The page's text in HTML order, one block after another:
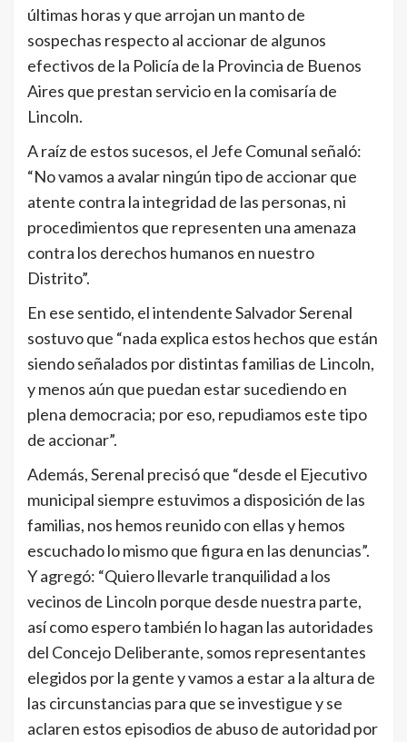
últimas horas y que arrojan un manto de
sospechas respecto al accionar de algunos
efectivos de la Policía de la Provincia de Buenos
Aires que prestan servicio en la comisaría de
Lincoln.
A raíz de estos sucesos, el Jefe Comunal señaló:
“No vamos a avalar ningún tipo de accionar que
atente contra la integridad de las personas, ni
procedimientos que representen una amenaza
contra los derechos humanos en nuestro
Distrito”.
En ese sentido, el intendente Salvador Serenal
sostuvo que “nada explica estos hechos que están
siendo señalados por distintas familias de Lincoln,
y menos aún que puedan estar sucediendo en
plena democracia; por eso, repudiamos este tipo
de accionar”.
Además, Serenal precisó que “desde el Ejecutivo
municipal siempre estuvimos a disposición de las
familias, nos hemos reunido con ellas y hemos
escuchado lo mismo que figura en las denuncias”.
Y agregó: “Quiero llevarle tranquilidad a los
vecinos de Lincoln porque desde nuestra parte,
así como espero también lo hagan las autoridades
del Concejo Deliberante, somos representantes
elegidos por la gente y vamos a estar a la altura de
las circunstancias para que se investigue y se
aclaren estos episodios de abuso de autoridad por